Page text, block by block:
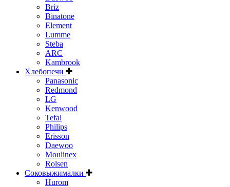
Briz
Binatone
Element
Lumme
Steba
ARC
Kambrook
Хлебопечи
Panasonic
Redmond
LG
Kenwood
Tefal
Philips
Erisson
Daewoo
Moulinex
Rolsen
Соковыжималки
Hurom